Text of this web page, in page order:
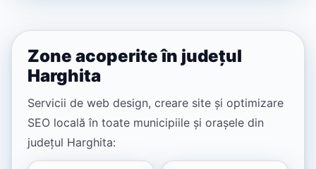
Zone acoperite în județul
Harghita
Servicii de web design, creare site și optimizare
SEO locală în toate municipiile și orașele din
județul Harghita: